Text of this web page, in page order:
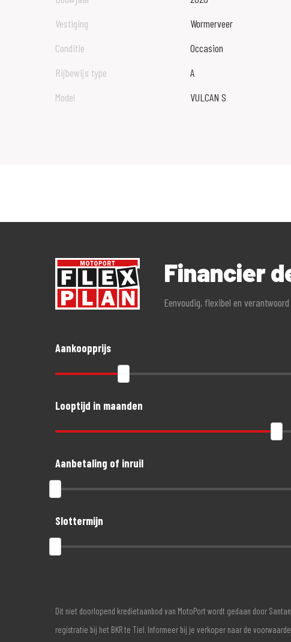
Vestiging
Wormerveer
Conditie
Occasion
Rijbewijs type
A
Model
VULCAN S
Financier
Eenvoudig, flexibel en
Aankoopprijs
Looptijd in maanden
Aanbetaling of inruil
Slottermijn
Dit niet doorlopend kredietaanbod van MotoPort wordt gedaan door
registratie bij het BKR te Tiel. Informeer bij je verkoper naar de